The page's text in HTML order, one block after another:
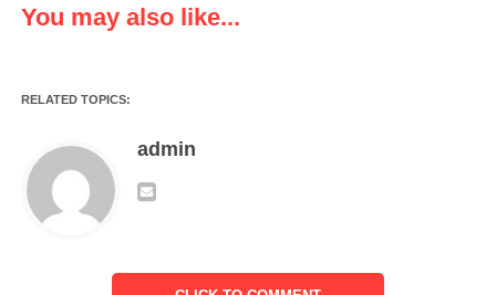
Minggu ( 08/01/2023 )
Pesantren Al Mubarok Kota Serang dihadiri oleh Wali Kota
Saefudin,M.Si Setda Kota Serang, Dewan DPRD Kota Serang,
Seluruh OPD Kota Serang, Kepala Dinas Pendidikan dan
Kebudayaan Kota Serang,Para Rektor, Ketua PGRI Kota
Masyarakat da Keluarga Besar H. Syafrudin dari Kampun Beji
You may also like...
RELATED TOPICS:
admin